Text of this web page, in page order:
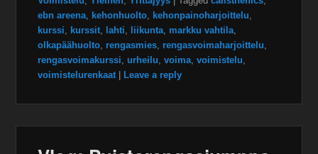
ebn areena, kehonhuolto, kehonpainoharjoittelu,
kurssi, kurssit, lahti, liikunta, markku vahtila,
olkapäähuolto, rengasmies, rengasvoimaharjoittelu,
rengasvoimakurssi,urheilu,voima,voimistelu,
voimistelurenkaat
Leave a reply